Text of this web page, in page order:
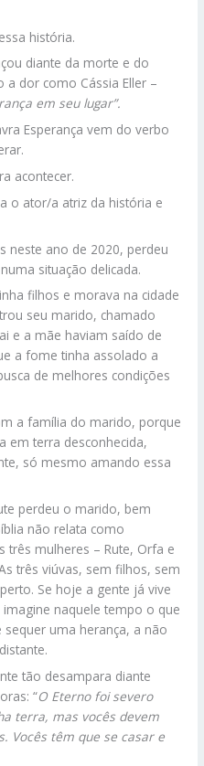
história.
diante da morte e do
a dor como Cássia Eller –
em seu lugar”.
Esperança vem do verbo
acontecer.
o ator/a atriz da história e
neste ano de 2020, perdeu
situação delicada.
filhos e morava na cidade
seu marido, chamado
e a mãe haviam saído de
a fome tinha assolado a
de melhores condições
a família do marido, porque
em terra desconhecida,
só mesmo amando essa
perdeu o marido, bem
não relata como
mulheres – Rute, Orfa e
três viúvas, sem filhos, sem
Se hoje a gente já vive
naquele tempo o que
uma herança, a não
tão desampara diante
“O Eterno foi severo
terra, mas vocês devem
Vocês têm que se casar e